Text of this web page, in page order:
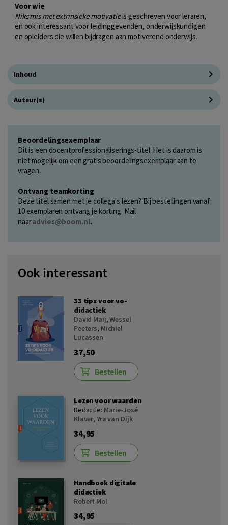
Voor wie
Niks mis met extrinsieke motivatieis geschreven voor leraren,
en ook interessant voor leidinggevenden, onderwijskundigen
en opleiders die willen bijdragen aan motiverend onderwijs.
Inhoud
Auteur(s)
Beoordelingsexemplaar
Dit is een docentprofessionaliserings-titel. Het is daarom is
niet mogelijk om een gratis beoordelingsexemplaar aan te
vragen.
Ontvang teamkorting
Deze titel samen met je collega's lezen? Bij bestellingen vanaf
10 exemplaren ontvang je korting. Mail
naaradvies@boom.nl.
Ook interessant
33 tips voor vo-
didactiek
David Maij,Wessel
Peeters, Michiel
Lucassen
37,50
Bestellen
Lezen voor waarden
Redactie: Marie-José
Klaver, Yra van Dijk
34,95
Bestellen
Handboek digitale
didactiek
Robert Mol
34,95